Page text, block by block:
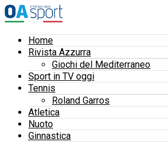
Home
Rivista Azzurra
Giochi del Mediterraneo
Sport in TV oggi
Tennis
Roland Garros
Atletica
Nuoto
Ginnastica